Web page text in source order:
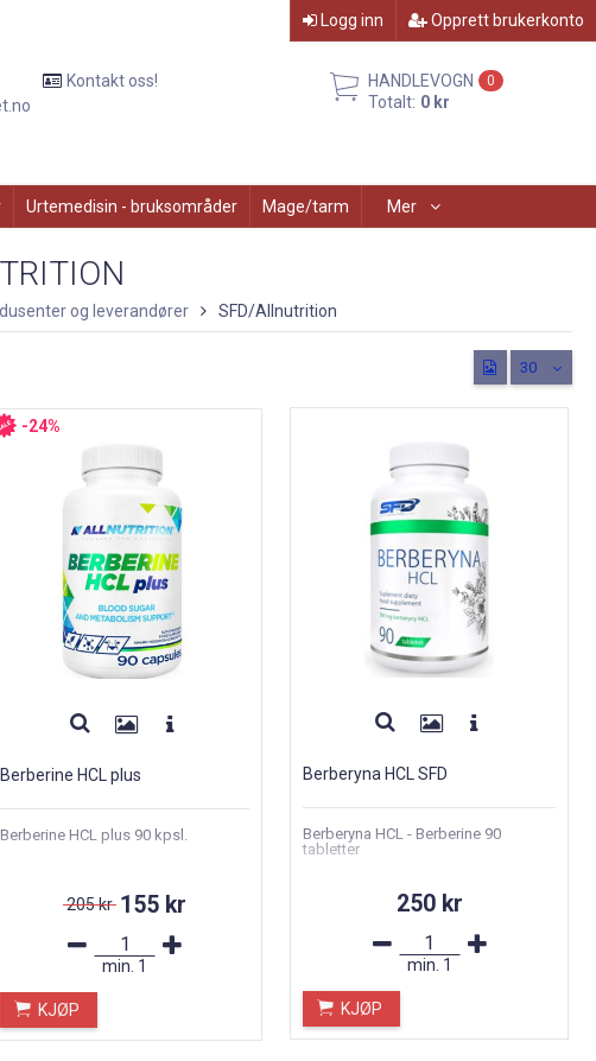
Logg inn Opprett brukerkonto
Kontakt oss! HANDLEVOGN 0
Totalt: 0 kr
Urtemedisin - bruksområder Mage/tarm Mer
og leverandører SFD/Allnutrition
30
-24%
Berberine HCL plus
Berberine HCL plus 90 kpsl.
205 kr 155 kr
min. 1
KJØP
Berberyna HCL SFD
Berberyna HCL - Berberine 90
tabletter
250 kr
min. 1
KJØP